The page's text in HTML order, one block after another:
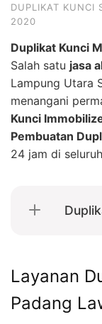
DUPLIKAT KUNCI
2020
Duplikat Kunci
Salah satu jasa
Lampung Utara
menangani
Kunci
Pembuatan
24 jam di
Layanan
Padang